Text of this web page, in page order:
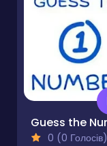
0 (0 Голосів)